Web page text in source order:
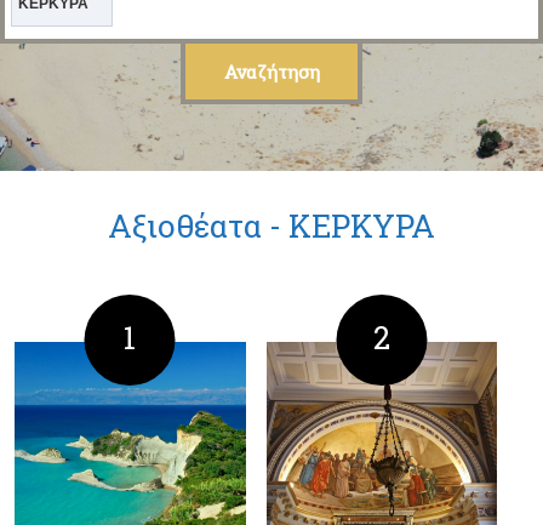
ΚΕΡΚΥΡΑ
Αξιοθέατα - ΚΕΡΚΥΡΑ
1 2